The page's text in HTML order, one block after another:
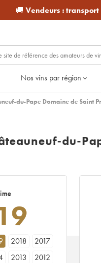
🚚 Vendeurs :transport
Nos vins par région
du-Pape Domaine de Saint
du-
2018
2017
2013
2012